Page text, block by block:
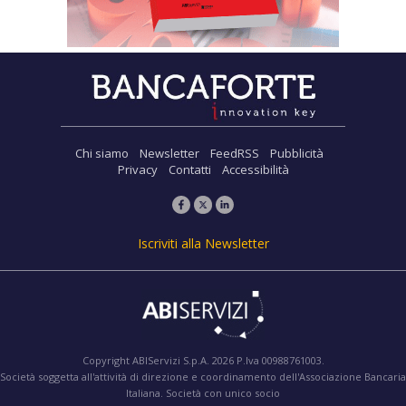
Chi siamo Newsletter FeedRSS
Pubblicità
Privacy
Contatti Accessibilità
Iscriviti alla Newsletter
Copyright ABIServizi S.p.A. 2026 P.Iva 00988761003.
Società soggetta all'attività di direzione e coordinamento dell'Associazione Bancaria
Italiana. Società con unico socio